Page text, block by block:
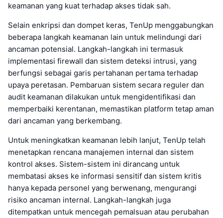
keamanan yang kuat terhadap akses tidak sah.
Selain enkripsi dan dompet keras, TenUp menggabungkan
beberapa langkah keamanan lain untuk melindungi dari
ancaman potensial. Langkah-langkah ini termasuk
implementasi firewall dan sistem deteksi intrusi, yang
berfungsi sebagai garis pertahanan pertama terhadap
upaya peretasan. Pembaruan sistem secara reguler dan
audit keamanan dilakukan untuk mengidentifikasi dan
memperbaiki kerentanan, memastikan platform tetap aman
dari ancaman yang berkembang.
Untuk meningkatkan keamanan lebih lanjut, TenUp telah
menetapkan rencana manajemen internal dan sistem
kontrol akses. Sistem-sistem ini dirancang untuk
membatasi akses ke informasi sensitif dan sistem kritis
hanya kepada personel yang berwenang, mengurangi
risiko ancaman internal. Langkah-langkah juga
ditempatkan untuk mencegah pemalsuan atau perubahan